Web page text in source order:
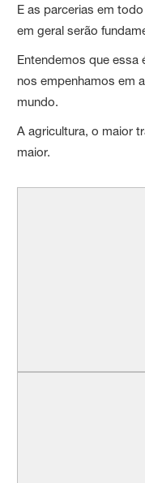
E as parcerias em
em geral serão
Entendemos que essa
nos empenhamos em
mundo.
A agricultura, o maior
maior.